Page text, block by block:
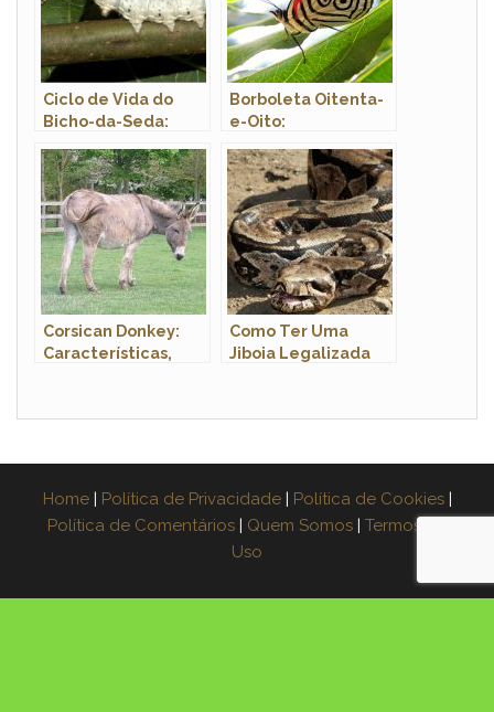
Ciclo de Vida do
Bicho-da-Seda:
Vivem?
Borboleta Oitenta-
e-Oito:
Nome Cientifico e
Fotos
Corsican Donkey:
Características,
Como Ter Uma
Jiboia Legalizada
Home | Política de Privacidade | Política de Cookies |
Política de Comentários | Quem Somos | Termos de
Uso